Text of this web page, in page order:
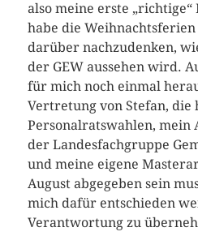
also meine erste
habe die
darüber nachzudenken,
der GEW aussehen wird.
für mich noch einmal
Vertretung von Stefan, die
Personalratswahlen, mein
der Landesfachgruppe
und meine eigene
August abgegeben sein
mich dafür entschieden
Verantwortung zu